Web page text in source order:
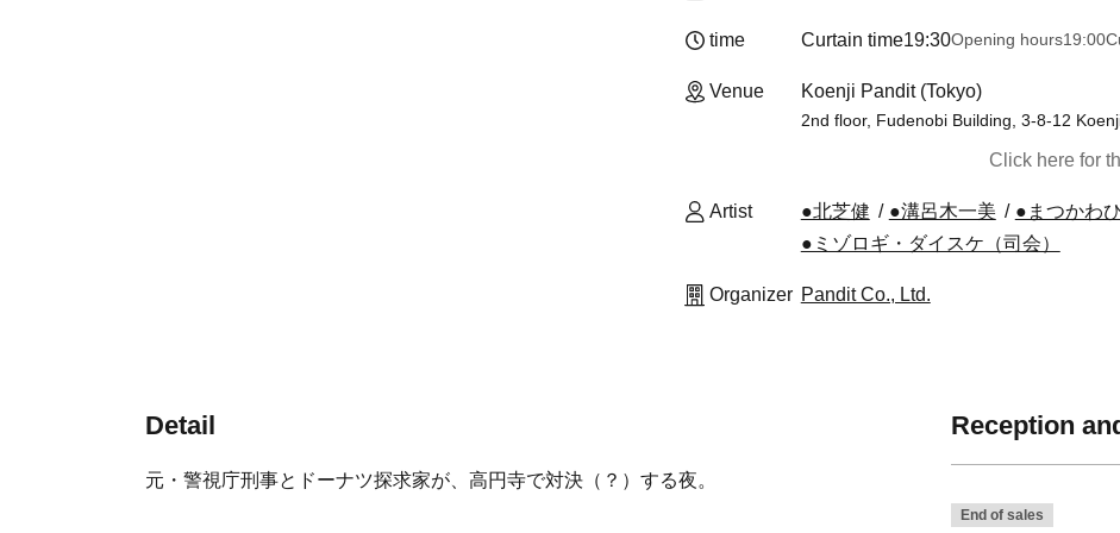
time Curtain time19:30Opening hours19:00
Venue Koenji Pandit (Tokyo)
2nd floor, Fudenobi Building, 3-8-12
Click here for
Artist ●北芝健 ●溝呂木一美
●まつかわ
●ミゾロギ・ダイスケ（司会）
Organizer Pandit Co., Ltd.
Detail
元・警視庁刑事とドーナツ探求家が、高円寺で対決（？）する夜。
Reception
End of sales